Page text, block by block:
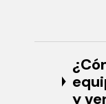
y